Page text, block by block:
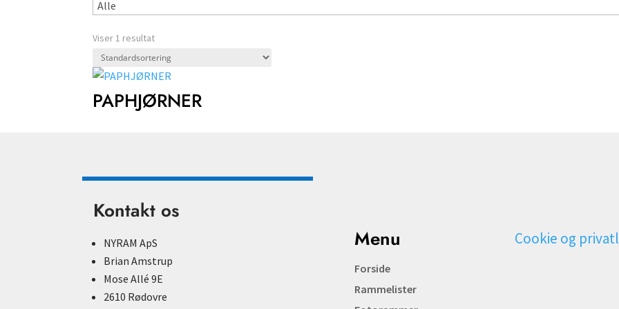
Viser 1 resultat
PAPHJØRNER
Kontakt os
NYRAM ApS
Brian Amstrup
Mose Allé 9E
2610 Rødovre
Menu
Forside
Rammelister
Cookie og